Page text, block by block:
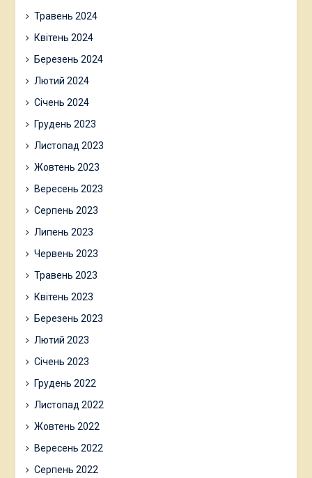
Травень 2024
Квітень 2024
Березень 2024
Лютий 2024
Січень 2024
Грудень 2023
Листопад 2023
Жовтень 2023
Вересень 2023
Серпень 2023
Липень 2023
Червень 2023
Травень 2023
Квітень 2023
Березень 2023
Лютий 2023
Січень 2023
Грудень 2022
Листопад 2022
Жовтень 2022
Вересень 2022
Серпень 2022